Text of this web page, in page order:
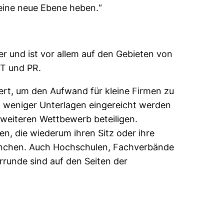
neue Ebene heben.“
und ist vor allem auf den Gebieten von
und PR.
um den Aufwand für kleine Firmen zu
Unterlagen eingereicht werden
Wettbewerb beteiligen.
die wiederum ihren Sitz oder ihre
Auch Hochschulen, Fachverbände
sind auf den Seiten der